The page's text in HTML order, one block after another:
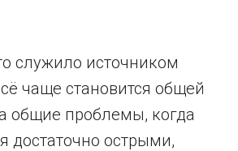
служило источником
чаще становится общей
общие проблемы, когда
достаточно острыми,